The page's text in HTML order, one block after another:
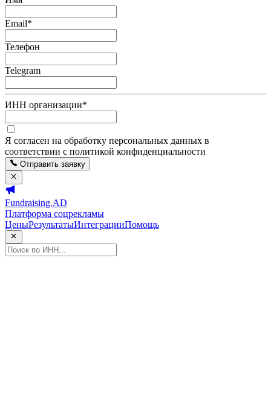
Email*
Телефон
Telegram
ИНН организации*
Я согласен на обработку персональных данных в
соответствии с политикой конфиденциальности
Отправить заявку
Fundraising.AD
Платформа соцрекламы
ЦеныРезультатыИнтеграцииПомощь